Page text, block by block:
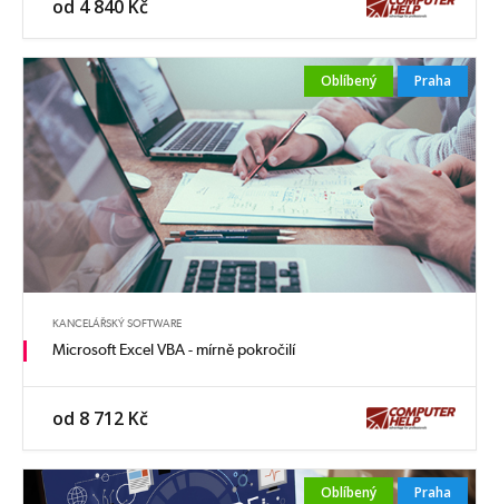
od 4 840 Kč
Oblíbený Praha
KANCELÁŘSKÝ SOFTWARE
Microsoft Excel VBA - mírně pokročilí
od 8 712 Kč
Oblíbený Praha